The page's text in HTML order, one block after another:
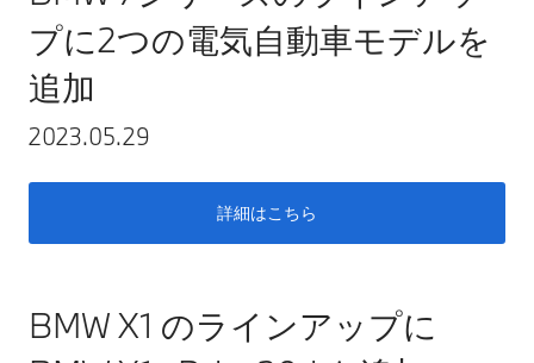
プに2つの電気自動車モデルを
追加
2023.05.29
詳細はこちら
BMW X1 のラインアップに